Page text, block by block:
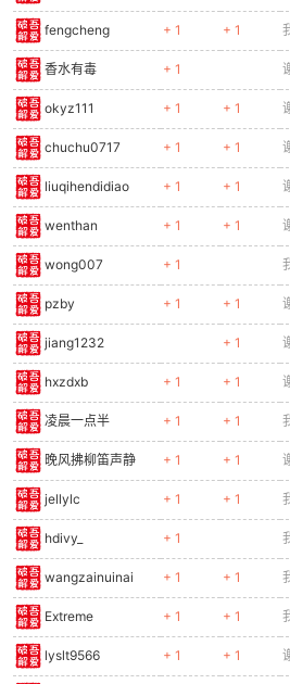
fengcheng + 1 + 1
香水有毒 + 1
okyz111 + 1 + 1
chuchu0717 + 1 + 1
liuqihendidiao + 1 + 1
wenthan + 1 + 1
wong007 + 1
pzby + 1 + 1
jiang1232 + 1
hxzdxb + 1 + 1
凌晨一点半 + 1 + 1
晚风拂柳笛声静 + 1 + 1
jellylc + 1 + 1
hdivy_ + 1
wangzainuinai + 1 + 1
Extreme + 1 + 1
lyslt9566 + 1 + 1